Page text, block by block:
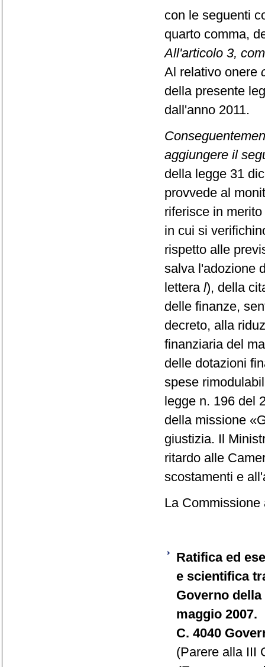
con le seguenti
quarto comma,
All'articolo 3,
Al relativo onere
della presente
dall'anno 2011.
aggiungere il
della legge 31
provvede al
riferisce in
in cui si
rispetto alle
salva l'adozione
lettera l), della
delle finanze,
decreto, alla
finanziaria del
delle dotazioni
spese
legge n. 196 del
della missione
giustizia. Il
ritardo alle
scostamenti e
La Commissione
Ratifica ed
e scientifica
Governo
maggio 2007.
C. 4040
(Parere alla III